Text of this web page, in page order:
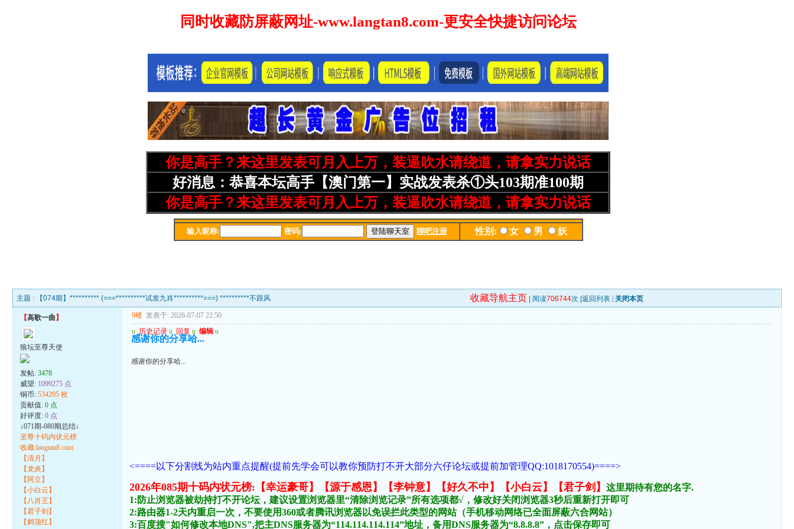
主题 : 【074期】********** (===**********试发九肖**********===) **********不跟风 收藏导航主页 | 阅读706744次 |返回列表 关闭本页
【高歌一曲 】
狼坛至尊天使
发帖:3478
威望: 1099275 点
铜币:534205 枚
贡献值:0 点
好评度:0 点
↓071期-080期总结↓
至尊十码内状元榜
收藏:langtan8.com
【清月】
【龙炎】
【阿立】
【小白云】
【八肖王】
【君子剑】
【鹤顶红】
9楼 发表于: 2026-07-07 22:50
u 历史记录 u 回复 u 编辑 u
感谢你的分享哈...
感谢你的分享哈...
<====以下分割线为站内重点提醒(提前先学会可以教你预防打不开大部分六仔论坛或提前加管理QQ:1018170554)====>
2026年085期十码内状元榜:【幸运豪哥】【源于感恩】【李钟意】【好久不中】【小白云】【君子剑】
这里期待有您的名字.
1:防止浏览器被劫持打不开论坛，建议设置浏览器里“清除浏览记录”所有选项都√，修改好关闭浏览器3秒后重新打开即可
2:路由器1-2天内重启一次，不要使用360或者腾讯浏览器以免误拦此类型的网站（手机移动网络已全面屏蔽六合网站）
3:百度搜"如何修改本地DNS",把主DNS服务器为“114.114.114.114”地址，备用DNS服务器为“8.8.8.8”，点击保存即可